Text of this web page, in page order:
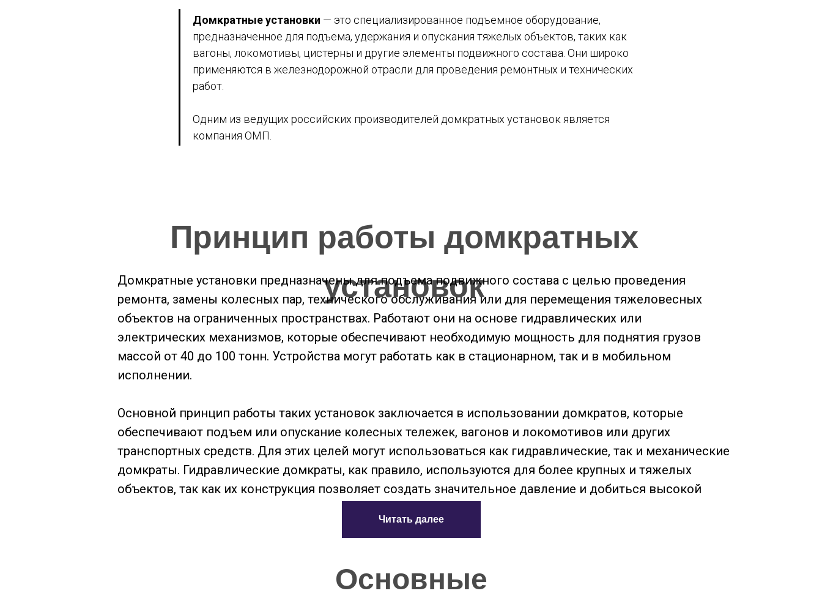
Домкратные установки — это специализированное подъемное оборудование,
предназначенное для подъема, удержания и опускания тяжелых объектов, таких как
вагоны, локомотивы, цистерны и другие элементы подвижного состава. Они широко
применяются в железнодорожной отрасли для проведения ремонтных и технических
работ.​
Одним из ведущих российских производителей домкратных установок является
компания ОМП.
Принцип работы домкратных
установок
Домкратные установки предназначены для подъема подвижного состава с целью проведения
ремонта, замены колесных пар, технического обслуживания или для перемещения тяжеловесных
объектов на ограниченных пространствах. Работают они на основе гидравлических или
электрических механизмов, которые обеспечивают необходимую мощность для поднятия грузов
массой от 40 до 100 тонн. Устройства могут работать как в стационарном, так и в мобильном
исполнении.
Основной принцип работы таких установок заключается в использовании домкратов, которые
обеспечивают подъем или опускание колесных тележек, вагонов и локомотивов или других
транспортных средств. Для этих целей могут использоваться как гидравлические, так и механические
домкраты. Гидравлические домкраты, как правило, используются для более крупных и тяжелых
объектов, так как их конструкция позволяет создать значительное давление и добиться высокой
Читать далее
Основные